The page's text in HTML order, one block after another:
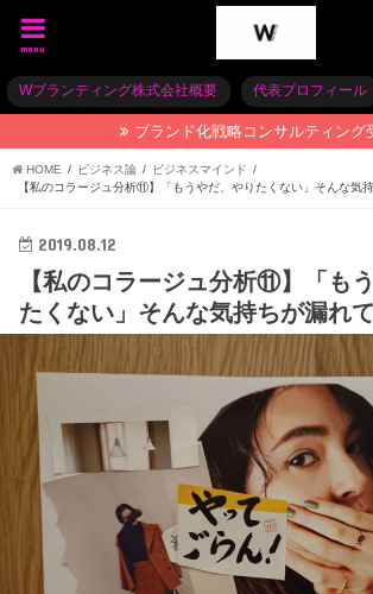
menu
Wブランディング株式会社概要 代表プロフィール
ブランド化戦略コンサルティング
HOME ビジネス論
ビジネスマインド
【私のコラージュ分析⑪】「もうやだ、やりたくない」そんな気
2019.08.12
【私のコラージュ分析⑪】「も
たくない」そんな気持ちが漏れ